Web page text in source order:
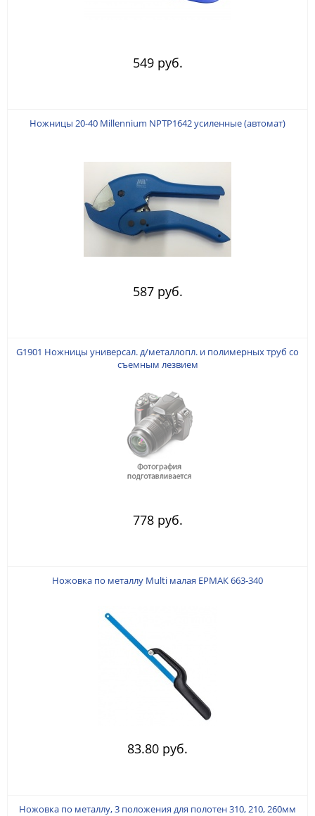
549 руб.
Ножницы 20-40 Millennium NPTP1642 усиленные (автомат)
587 руб.
G1901 Ножницы универсал. д/металлопл. и полимерных труб со
съемным лезвием
778 руб.
Ножовка по металлу Multi малая ЕРМАК 663-340
83.80 руб.
Ножовка по металлу, 3 положения для полотен 310, 210, 260мм